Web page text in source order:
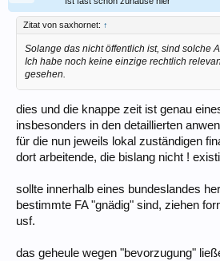
Zitat von saxhornet: ↑
Solange das nicht öffentlich ist, sind solche
Ich habe noch keine einzige rechtlich
gesehen.
dies und die knappe zeit ist genau
insbesonders in den detaillierten
für die nun jeweils lokal zuständigen
dort arbeitende, die bislang nicht !
sollte innerhalb eines bundeslandes
bestimmte FA "gnädig" sind, ziehen
usf.
das geheule wegen "bevorzugung"